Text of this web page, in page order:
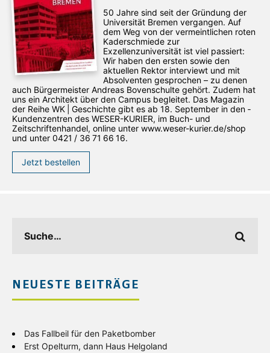
50 Jahre sind seit der Gründung der
Universität Bremen vergangen. Auf
dem Weg von der vermeintlichen roten
Kaderschmiede zur
Exzellenzuniversität ist viel passiert:
Wir haben den ersten sowie den
aktuellen Rektor interviewt und mit
Absolventen gesprochen – zu denen
auch Bürgermeister Andreas Bovenschulte gehört. Zudem hat
uns ein Architekt über den Campus begleitet. Das Magazin
der Reihe WK | Geschichte gibt es ab 18. September in den ­
Kundenzentren des WESER-­KURIER, im Buch- und
Zeitschriftenhandel, online unter www.weser-kurier.de/shop
und unter 0421 / 36 71 66 16.
Jetzt bestellen
NEUESTE BEITRÄGE
Das Fallbeil für den Paketbomber
Erst Opelturm, dann Haus Helgoland